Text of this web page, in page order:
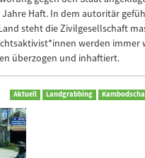
Haft. In dem autoritär
steht die Zivilgesellschaft
werden immer
überzogen und inhaftiert.
Aktuell Landgrabbing Kambodscha